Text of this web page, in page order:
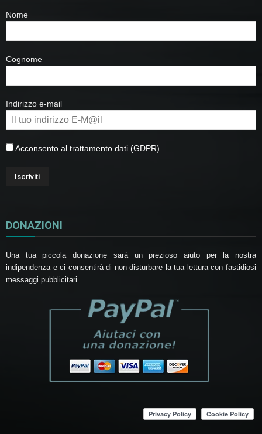
Nome
Cognome
Indirizzo e-mail
Acconsento al trattamento dati (GDPR)
DONAZIONI
Una tua piccola donazione sarà un prezioso aiuto per la nostra
indipendenza e ci consentirà di non disturbare la tua lettura con fastidiosi
messaggi pubblicitari.